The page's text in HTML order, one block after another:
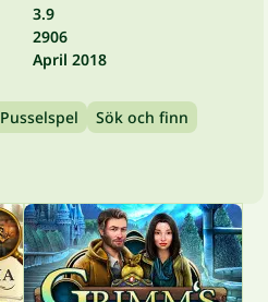
3.9
2906
April 2018
Pusselspel
Sök och finn